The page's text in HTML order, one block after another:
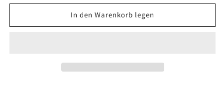
Menge
Botschaft
Menge
für
Botschaft
In den Warenkorb legen